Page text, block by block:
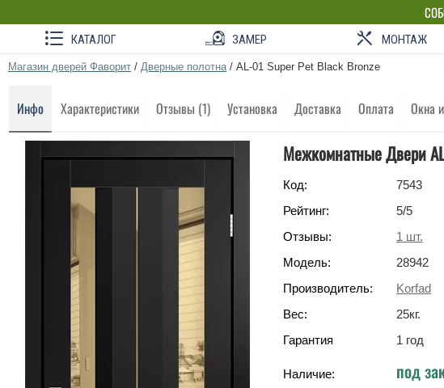
КАТАЛОГ ЗАМЕР МОНТАЖ
Магазин дверей Фаворит / Дверные полотна / AL-01 Super Pet Black Bronze
Инфо Характеристики Отзывы (1) Установка Доставка Оплата Окна
Межкомнатные Двери
Код:
7543
Рейтинг:
5/5
Отзывы:
1 шт.
Модель:
28942
Производитель:
Korfad
Вес:
25кг.
Гарантия
1 год
Наличие: под